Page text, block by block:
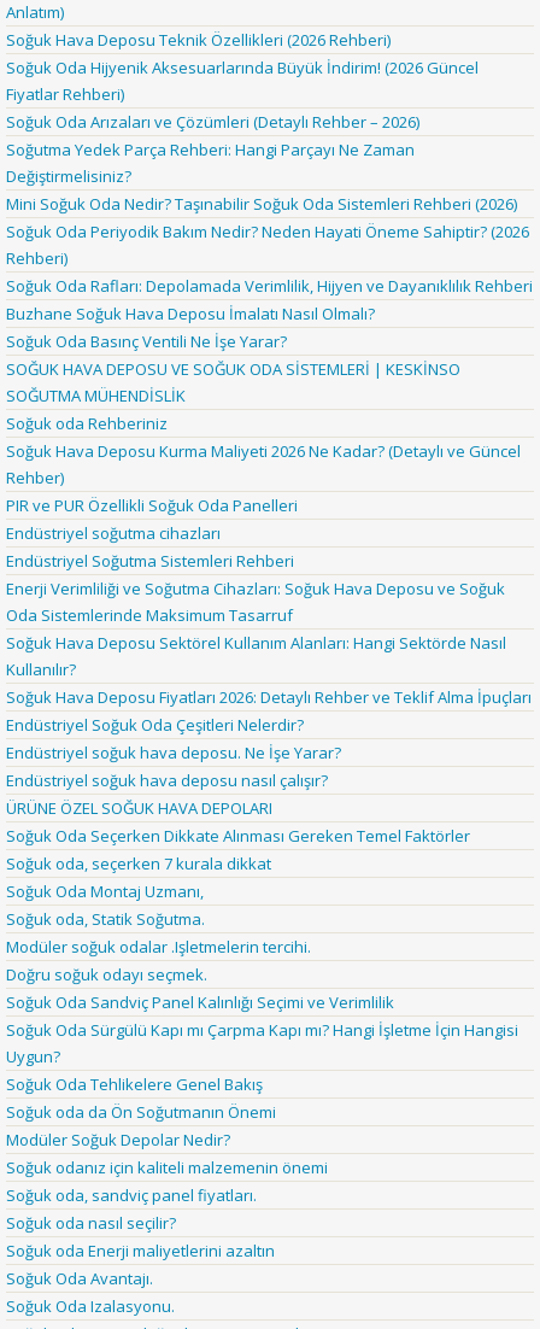
Anlatım)
Soğuk Hava Deposu Teknik Özellikleri (2026 Rehberi)
Soğuk Oda Hijyenik Aksesuarlarında Büyük İndirim! (2026 Güncel
Fiyatlar Rehberi)
Soğuk Oda Arızaları ve Çözümleri (Detaylı Rehber – 2026)
Soğutma Yedek Parça Rehberi: Hangi Parçayı Ne Zaman
Değiştirmelisiniz?
Mini Soğuk Oda Nedir? Taşınabilir Soğuk Oda Sistemleri Rehberi (2026)
Soğuk Oda Periyodik Bakım Nedir? Neden Hayati Öneme Sahiptir? (2026
Rehberi)
Soğuk Oda Rafları: Depolamada Verimlilik, Hijyen ve Dayanıklılık Rehberi
Buzhane Soğuk Hava Deposu İmalatı Nasıl Olmalı?
Soğuk Oda Basınç Ventili Ne İşe Yarar?
SOĞUK HAVA DEPOSU VE SOĞUK ODA SİSTEMLERİ | KESKİNSO
SOĞUTMA MÜHENDİSLİK
Soğuk oda Rehberiniz
Soğuk Hava Deposu Kurma Maliyeti 2026 Ne Kadar? (Detaylı ve Güncel
Rehber)
PIR ve PUR Özellikli Soğuk Oda Panelleri
Endüstriyel soğutma cihazları
Endüstriyel Soğutma Sistemleri Rehberi
Enerji Verimliliği ve Soğutma Cihazları: Soğuk Hava Deposu ve Soğuk
Oda Sistemlerinde Maksimum Tasarruf
Soğuk Hava Deposu Sektörel Kullanım Alanları: Hangi Sektörde Nasıl
Kullanılır?
Soğuk Hava Deposu Fiyatları 2026: Detaylı Rehber ve Teklif Alma İpuçları
Endüstriyel Soğuk Oda Çeşitleri Nelerdir?
Endüstriyel soğuk hava deposu. Ne İşe Yarar?
Endüstriyel soğuk hava deposu nasıl çalışır?
ÜRÜNE ÖZEL SOĞUK HAVA DEPOLARI
Soğuk Oda Seçerken Dikkate Alınması Gereken Temel Faktörler
Soğuk oda, seçerken 7 kurala dikkat
Soğuk Oda Montaj Uzmanı,
Soğuk oda, Statik Soğutma.
Modüler soğuk odalar .Işletmelerin tercihi.
Doğru soğuk odayı seçmek.
Soğuk Oda Sandviç Panel Kalınlığı Seçimi ve Verimlilik
Soğuk Oda Sürgülü Kapı mı Çarpma Kapı mı? Hangi İşletme İçin Hangisi
Uygun?
Soğuk Oda Tehlikelere Genel Bakış
Soğuk oda da Ön Soğutmanın Önemi
Modüler Soğuk Depolar Nedir?
Soğuk odanız için kaliteli malzemenin önemi
Soğuk oda, sandviç panel fiyatları.
Soğuk oda nasıl seçilir?
Soğuk oda Enerji maliyetlerini azaltın
Soğuk Oda Avantajı.
Soğuk Oda Izalasyonu.